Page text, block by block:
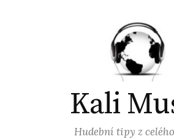
Kali
Hudební tipy z